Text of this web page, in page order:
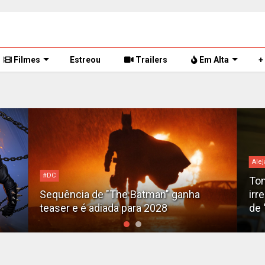
Filmes Estreou Trailers Em Alta +
Alejandro G. Iñárritu
Tom Cruise surge totalmente
irreconhecível e calvo no trailer caótico
de 'Digger'